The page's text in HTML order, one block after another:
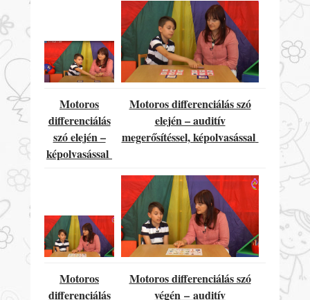
Motoros
differenciálás
szó elején –
képolvasással
Motoros differenciálás szó
elején – auditív
megerősítéssel, képolvasással
Motoros
differenciálás
Motoros differenciálás szó
végén – auditív